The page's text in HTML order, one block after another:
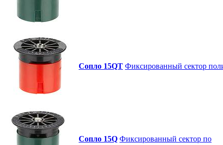
Сопло 15QТ Фиксированный сектор
Сопло 15Q Фиксированный сектор по